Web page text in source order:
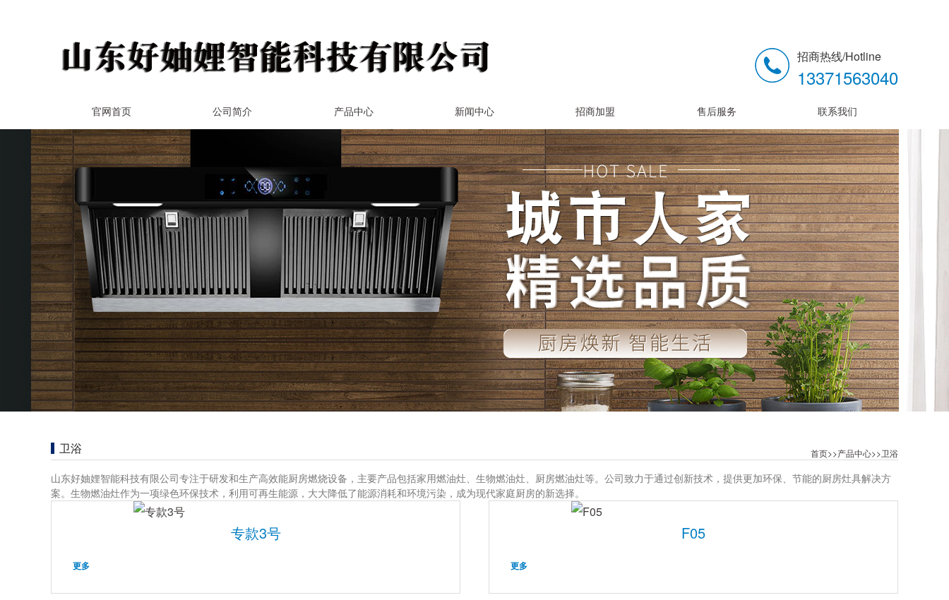
招商热线/Hotline
13371563040
官网首页 公司简介 产品中心 新闻中心 招商加盟 售后服务 联系我们
卫浴 首页>>产品中心>>卫浴
山东好妯娌智能科技有限公司专注于研发和生产高效能厨房燃烧设备，主要产品包括家用燃油灶、生物燃油灶、厨房燃油灶等。公司致力于通过创新技术，提供更加环保、节能的厨房灶具解决方
案。生物燃油灶作为一项绿色环保技术，利用可再生能源，大大降低了能源消耗和环境污染，成为现代家庭厨房的新选择。
专款3号
更多
F05
更多